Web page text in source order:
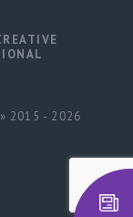
2015 - 2026